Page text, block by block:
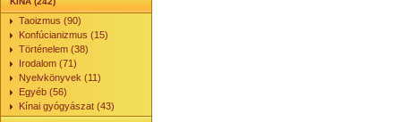
Taoizmus (90)
Konfúcianizmus (15)
Történelem (38)
Irodalom (71)
Nyelvkönyvek (11)
Egyéb (56)
Kínai gyógyászat (43)